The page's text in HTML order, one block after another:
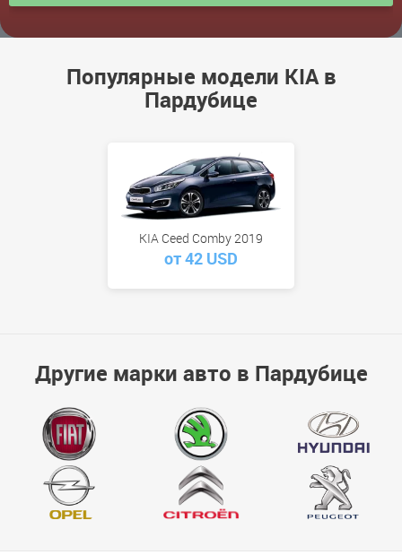
Популярные модели KIA в
Пардубице
KIA Ceed Comby 2019
от 42 USD
Другие марки авто в Пардубице